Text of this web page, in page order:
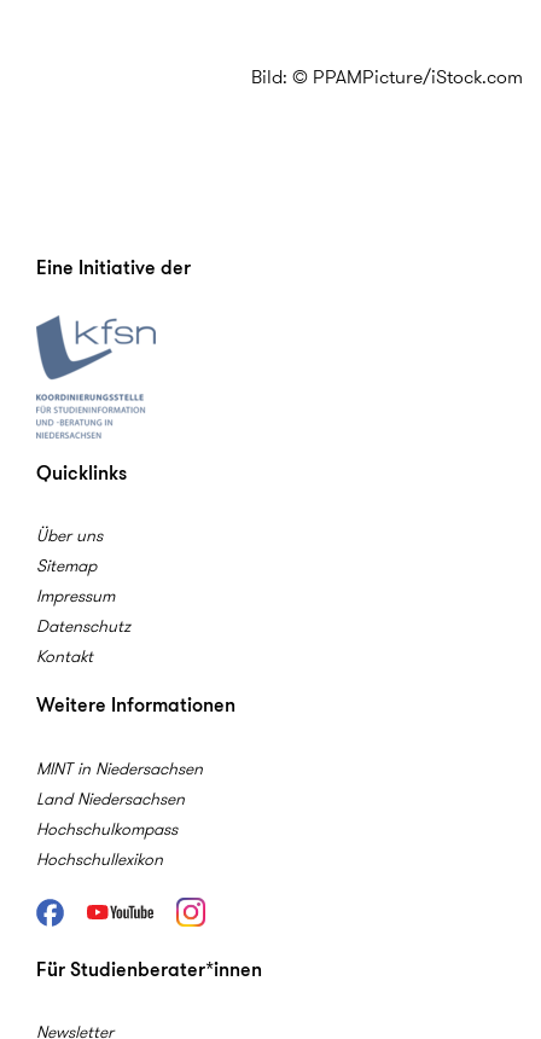
Bild: © PPAMPicture/iStock.com
Eine Initiative der
Quicklinks
Über uns
Sitemap
Impressum
Datenschutz
Kontakt
Weitere Informationen
MINT in Niedersachsen
Land Niedersachsen
Hochschulkompass
Hochschullexikon
FacebookYoutube Instagram
Für Studienberater*innen
Newsletter